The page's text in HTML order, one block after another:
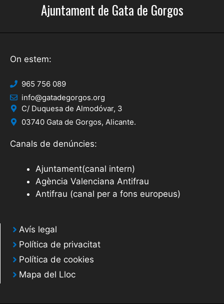
Ajuntament de Gata de Gorgos
On estem:
965 756 089
info@gatadegorgos.org
C/ Duquesa de Almodóvar, 3
03740 Gata de Gorgos, Alicante.
Canals de denúncies:
Ajuntament(canal intern)
Agència Valenciana Antifrau
Antifrau (canal per a fons europeus)
Avís legal
Política de privacitat
Política de cookies
Mapa del Lloc